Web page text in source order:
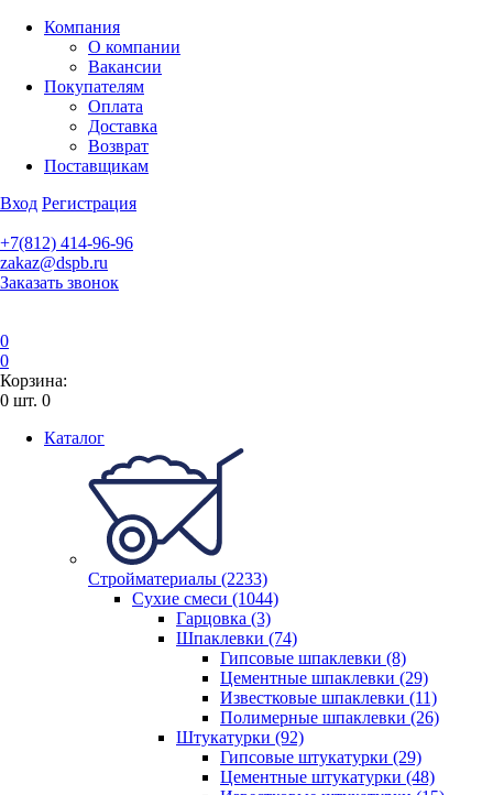
Компания
О компании
Вакансии
Покупателям
Оплата
Доставка
Возврат
Поставщикам
Вход Регистрация
+7(812) 414-96-96
zakaz@dspb.ru
Заказать звонок
0
0
Корзина:
0 шт. 0
Каталог
Стройматериалы (2233)
Сухие смеси (1044)
Гарцовка (3)
Шпаклевки (74)
Гипсовые шпаклевки (8)
Цементные шпаклевки (29)
Известковые шпаклевки (11)
Полимерные шпаклевки (26)
Штукатурки (92)
Гипсовые штукатурки (29)
Цементные штукатурки (48)